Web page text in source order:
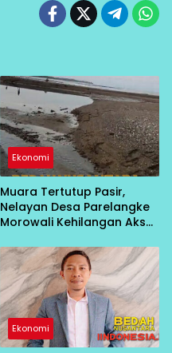
Ekonomi
Muara Tertutup Pasir,
Nelayan Desa Parelangke
Morowali Kehilangan Akses
Ekonomi